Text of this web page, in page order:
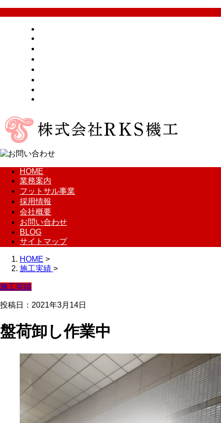
HOME
業務案内
フットサル事業
採用情報
会社概要
お問い合わせ
BLOG
サイトマップ
HOME >
施工実績 >
施工実績
投稿日：2021年3月14日
盤荷卸し作業中